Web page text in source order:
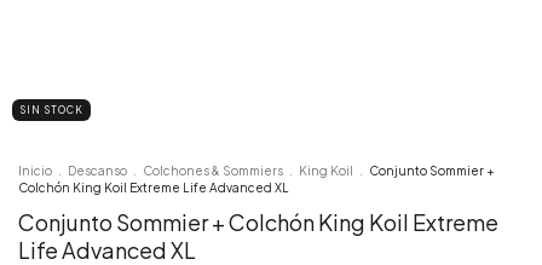
SIN STOCK
Inicio Descanso Colchones & Sommiers King Koil
Conjunto Sommier +
Colchón King Koil Extreme Life Advanced XL
Conjunto Sommier + Colchón King Koil Extreme
Life Advanced XL